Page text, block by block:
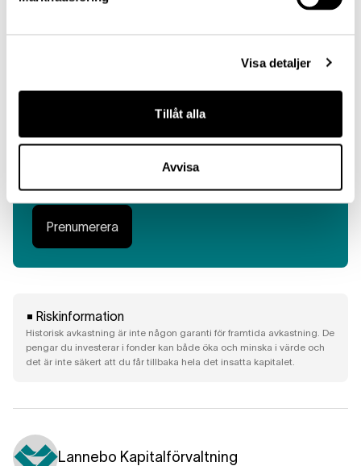
Visa detaljer
Tillåt alla
Avvisa
Läs mer: Lannebo Småbolag
Få insikt, direkt i din inbox
Få inspiration, bli uppdaterad och informerad
via vårt nyhetsbrev. Håll dig uppdaterad om
vad som sker i marknaden via
Prenumerera
Riskinformation
Historisk avkastning är inte någon garanti för framtida avkastning. De
pengar du investerar i fonder kan både öka och minska i värde och
det är inte säkert att du får tillbaka hela det insatta kapitalet.
Lannebo Kapitalförvaltning